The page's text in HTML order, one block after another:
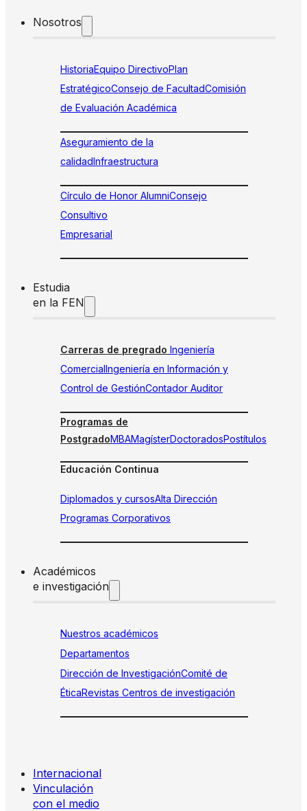
Nosotros
HistoriaEquipo DirectivoPlan
EstratégicoConsejo de FacultadComisión
de Evaluación Académica
Aseguramiento de la
calidadInfraestructura
Círculo de Honor AlumniConsejo
Consultivo
Empresarial
Estudia
en la FEN
Carreras de pregrado Ingeniería
ComercialIngeniería en Información y
Control de GestiónContador Auditor
Programas de
PostgradoMBAMagísterDoctoradosPostítulos
Educación Continua
Diplomados y cursosAlta Dirección
Programas Corporativos
Académicos
e investigación
Nuestros académicos
Departamentos
Dirección de InvestigaciónComité de
ÉticaRevistas Centros de investigación
Internacional
Vinculación
con el medio